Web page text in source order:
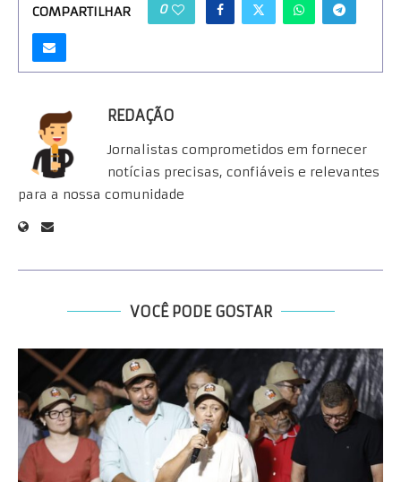
COMPARTILHAR 0
REDAÇÃO
Jornalistas comprometidos em fornecer
notícias precisas, confiáveis e relevantes
para a nossa comunidade
VOCÊ PODE GOSTAR